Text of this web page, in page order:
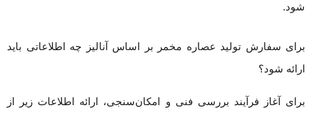
شود.
برای سفارش تولید عصاره مخمر بر اساس آنالیز چه اطلاعاتی باید
ارائه شود؟
برای آغاز فرآیند بررسی فنی و امکان‌سنجی، ارائه اطلاعات زیر از